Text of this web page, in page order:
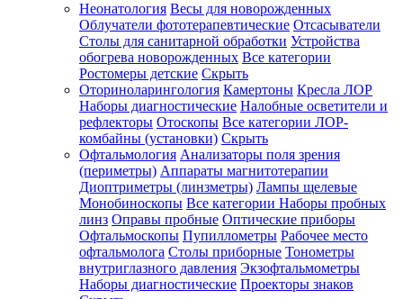
Неонатология Весы для новорожденных
Облучатели фототерапевтические Отсасыватели
Столы для санитарной обработки Устройства
обогрева новорожденных Все категории
Ростомеры детские Скрыть
Оториноларингология Камертоны Кресла ЛОР
Наборы диагностические Налобные осветители и
рефлекторы Отоскопы Все категории ЛОР-
комбайны (установки) Скрыть
Офтальмология Анализаторы поля зрения
(периметры) Аппараты магнитотерапии
Диоптриметры (линзметры) Лампы щелевые
Монобиноскопы Все категории Наборы пробных
линз Оправы пробные Оптические приборы
Офтальмоскопы Пупиллометры Рабочее место
офтальмолога Столы приборные Тонометры
внутриглазного давления Экзофтальмометры
Наборы диагностические Проекторы знаков